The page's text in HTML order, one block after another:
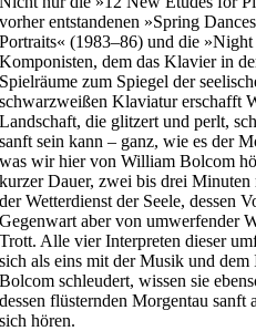
vorher entstandenen »Spring
Portraits« (1983–86) und die
Komponisten, dem das Klavier in
Spielräume zum Spiegel der
schwarzweißen Klaviatur erschafft
Landschaft, die glitzert und perlt,
sanft sein kann – ganz, wie es der
was wir hier von William Bolcom
kurzer Dauer, zwei bis drei Minuten
der Wetterdienst der Seele, dessen
Gegenwart aber von umwerfender
Trott. Alle vier Interpreten dieser
sich als eins mit der Musik und
Bolcom schleudert, wissen sie
dessen flüsternden Morgentau sanft
sich hören.